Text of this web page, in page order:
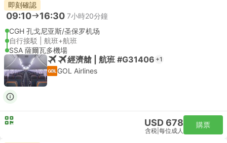
即刻確認
09:10 16:30 7小時20分鐘
CGH 孔戈尼亚斯/圣保罗机场
自行接駁 | 航班+航班
SSA 薩爾瓦多機場
經濟艙 | 航班 #G31406 +1
GOL Airlines
USD 678
含税 每位成人
購票